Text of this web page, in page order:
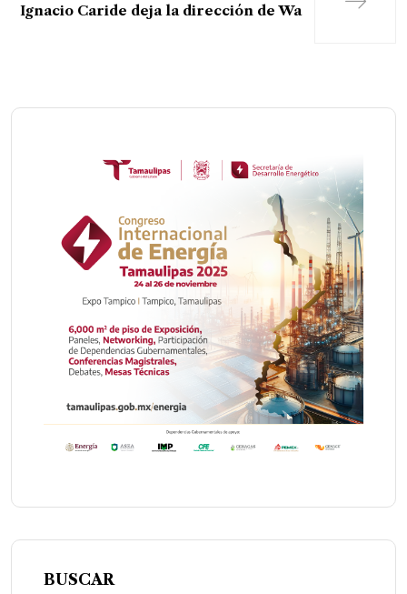
Ignacio Caride deja la dirección de Wa
BUSCAR